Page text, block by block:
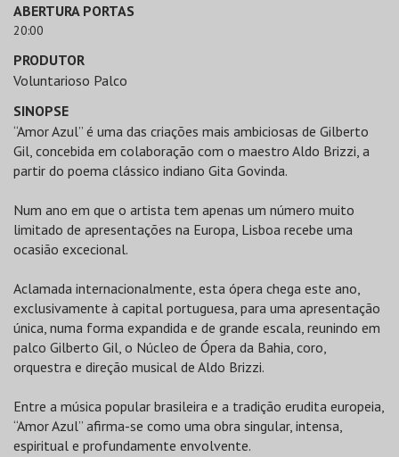
ABERTURA PORTAS
20:00
PRODUTOR
Voluntarioso Palco
SINOPSE
“Amor Azul” é uma das criações mais ambiciosas de Gilberto
Gil, concebida em colaboração com o maestro Aldo Brizzi, a
partir do poema clássico indiano Gita Govinda.
Num ano em que o artista tem apenas um número muito
limitado de apresentações na Europa, Lisboa recebe uma
ocasião excecional.
Aclamada internacionalmente, esta ópera chega este ano,
exclusivamente à capital portuguesa, para uma apresentação
única, numa forma expandida e de grande escala, reunindo em
palco Gilberto Gil, o Núcleo de Ópera da Bahia, coro,
orquestra e direção musical de Aldo Brizzi.
Entre a música popular brasileira e a tradição erudita europeia,
“Amor Azul” afirma-se como uma obra singular, intensa,
espiritual e profundamente envolvente.